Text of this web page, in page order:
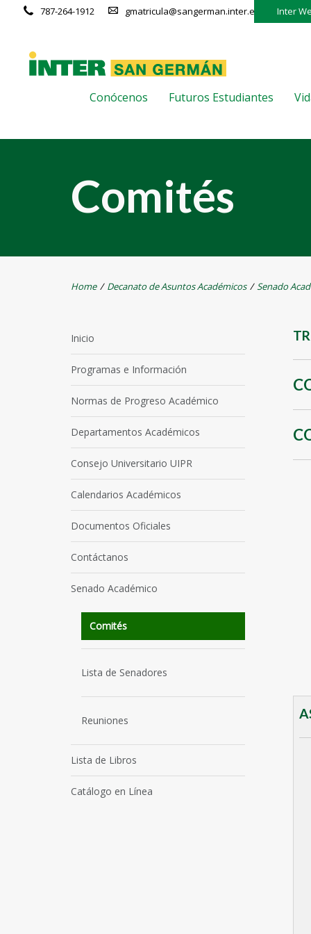
Inter
787-264-1912 gmatricula@sangerman.inter.edu
Conócenos Futuros Estudiantes
Comités
Home / Decanato de Asuntos Académicos /Senado
Inicio
Programas e Información
Normas de Progreso Académico
Departamentos Académicos
Consejo Universitario UIPR
Calendarios Académicos
Documentos Oficiales
Contáctanos
Senado Académico
Comités
Lista de Senadores
Reuniones
Lista de Libros
Catálogo en Línea